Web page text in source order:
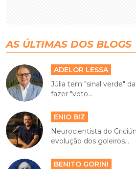
AS ÚLTIMAS DOS BLOGS
ADELOR LESSA
Júlia tem "sinal verde"
fazer "voto...
ENIO BIZ
Neurocientista do
evolução dos goleiros...
BENITO GORINI